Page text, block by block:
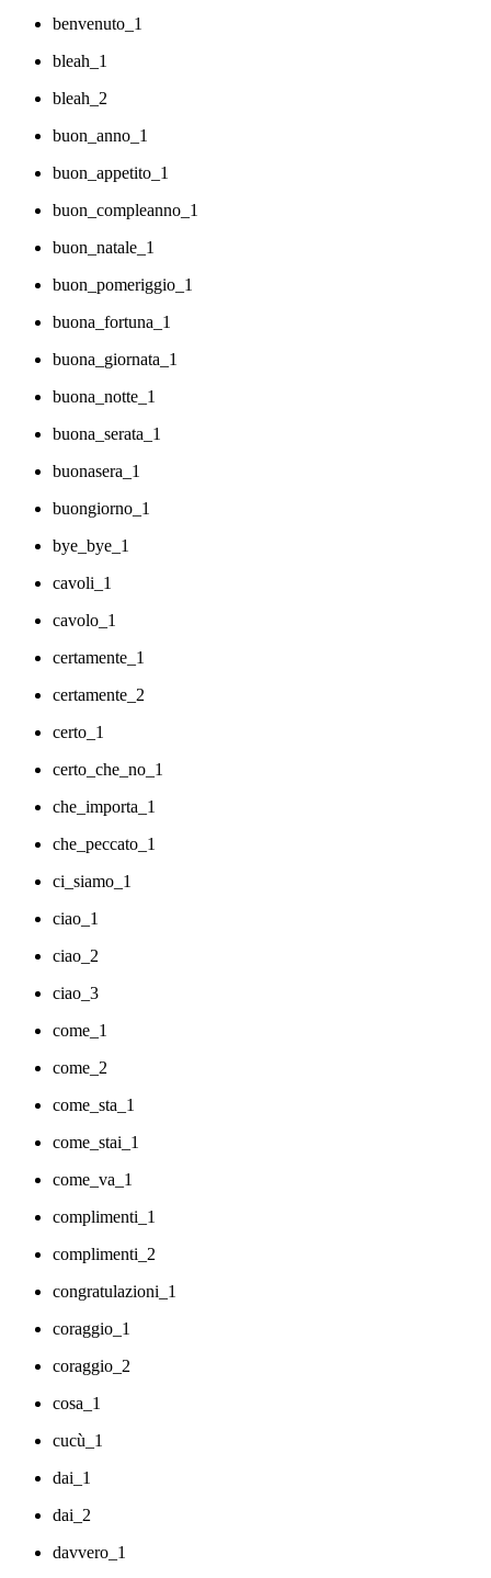
benvenuto_1
bleah_1
bleah_2
buon_anno_1
buon_appetito_1
buon_compleanno_1
buon_natale_1
buon_pomeriggio_1
buona_fortuna_1
buona_giornata_1
buona_notte_1
buona_serata_1
buonasera_1
buongiorno_1
bye_bye_1
cavoli_1
cavolo_1
certamente_1
certamente_2
certo_1
certo_che_no_1
che_importa_1
che_peccato_1
ci_siamo_1
ciao_1
ciao_2
ciao_3
come_1
come_2
come_sta_1
come_stai_1
come_va_1
complimenti_1
complimenti_2
congratulazioni_1
coraggio_1
coraggio_2
cosa_1
cucù_1
dai_1
dai_2
davvero_1